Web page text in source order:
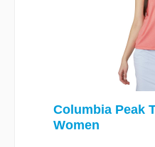
Columbia Peak
Women